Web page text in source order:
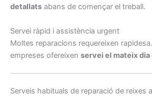
detallats abans de començar el treball.
Servei ràpid i assistència urgent
Moltes reparacions requereixen
empreses ofereixen servei el mateix dia
Serveis habituals de reparació de reixes